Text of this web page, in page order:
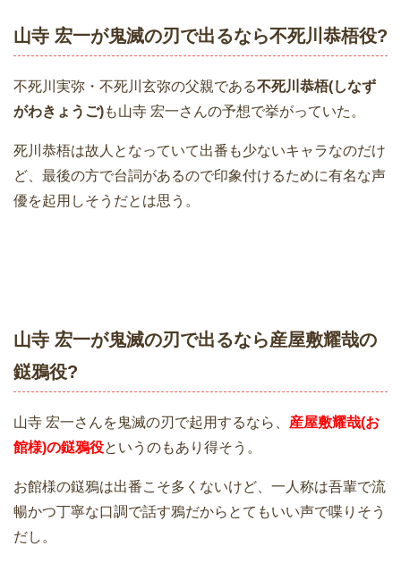
山寺 宏一が鬼滅の刃で出るなら不死川恭梧役?
不死川実弥・不死川玄弥の父親である不死川恭梧(しなず
がわきょうご)も山寺 宏一さんの予想で挙がっていた。
死川恭梧は故人となっていて出番も少ないキャラなのだけ
ど、最後の方で台詞があるので印象付けるために有名な声
優を起用しそうだとは思う。
山寺 宏一が鬼滅の刃で出るなら産屋敷耀哉の
鎹鴉役?
山寺 宏一さんを鬼滅の刃で起用するなら、 産屋敷耀哉(お
館様)の鎹鴉役というのもあり得そう。
お館様の鎹鴉は出番こそ多くないけど、一人称は吾輩で流
暢かつ丁寧な口調で話す鴉だからとてもいい声で喋りそう
だし。